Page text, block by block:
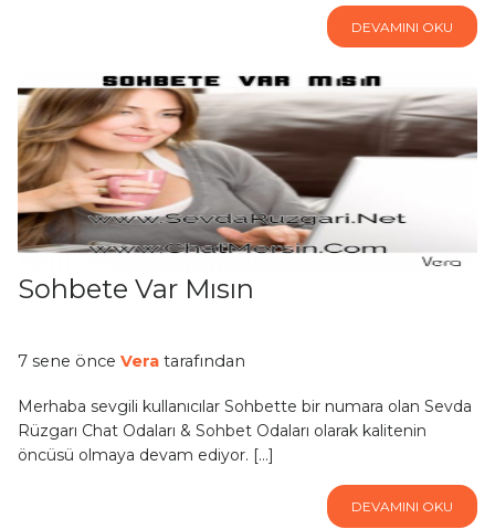
DEVAMINI OKU
Sohbete Var Mısın
7 sene önce Vera tarafından
Merhaba sevgili kullanıcılar Sohbette bir numara olan Sevda
Rüzgarı Chat Odaları & Sohbet Odaları olarak kalitenin
öncüsü olmaya devam ediyor. […]
DEVAMINI OKU